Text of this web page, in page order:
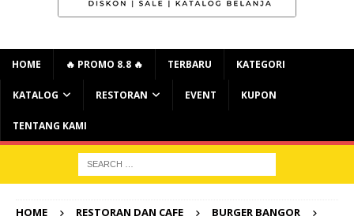
HOME 🔥 PROMO 8.8 🔥 TERBARU KATEGORI
KATALOG RESTORAN EVENT KUPON
TENTANG KAMI
HOME RESTORAN DAN CAFE
BURGER BANGOR